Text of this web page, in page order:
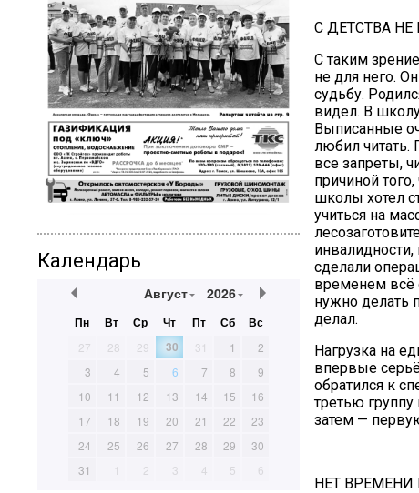
Календарь
Август 2026
Пн Вт Ср Чт Пт Сб Вс
27 28 29 30 31 1
2
3
4 5 6 7 8
9
10
11 12 13 14 15
16
17
18 19 20 21 22
23
24
25 26 27 28 29
30
31
1 2 3 4 5 6
С ДЕТСТВА НЕ
С таким
не для него.
судьбу.
видел. В
Выписанные
любил читать.
все запреты,
причиной
школы хотел
учиться на
сделали
временем всё
нужно делать
делал.
Нагрузка на
впервые
обратился к
третью
затем —
НЕТ ВРЕМЕНИ